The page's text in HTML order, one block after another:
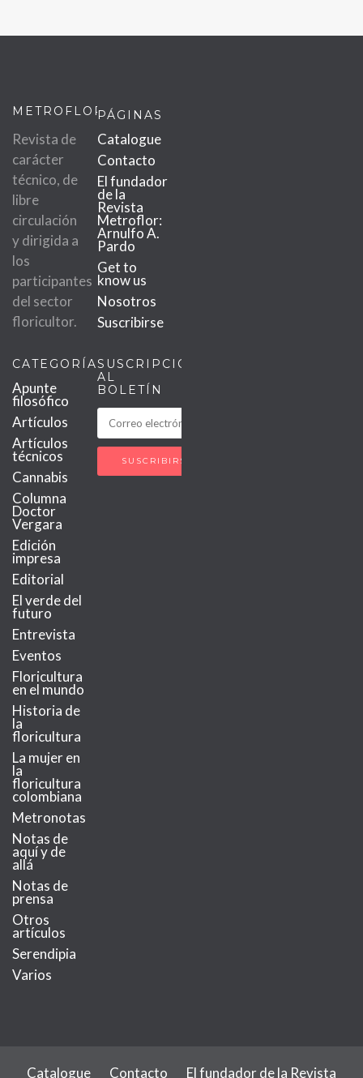
METROFLOR
Revista de
carácter
técnico, de
libre
circulación
y dirigida a
los
participantes
del sector
floricultor.
PÁGINAS
Catalogue
Contacto
El fundador
de la
Revista
Metroflor:
Arnulfo A.
Pardo
Get to
know us
Nosotros
Suscribirse
CATEGORÍAS
Apunte
filosófico
Artículos
Artículos
técnicos
Cannabis
Columna
Doctor
Vergara
Edición
impresa
Editorial
El verde del
futuro
Entrevista
Eventos
Floricultura
en el mundo
Historia de
la
floricultura
La mujer en
la
floricultura
colombiana
Metronotas
Notas de
aquí y de
allá
Notas de
prensa
Otros
artículos
Serendipia
Varios
SUSCRIPCIÓN
AL
BOLETÍN
Catalogue Contacto El fundador de la Revista